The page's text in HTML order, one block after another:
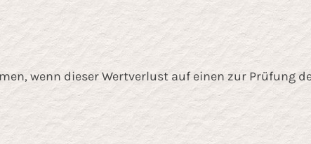
wenn dieser Wertverlust auf einen zur Prüfung